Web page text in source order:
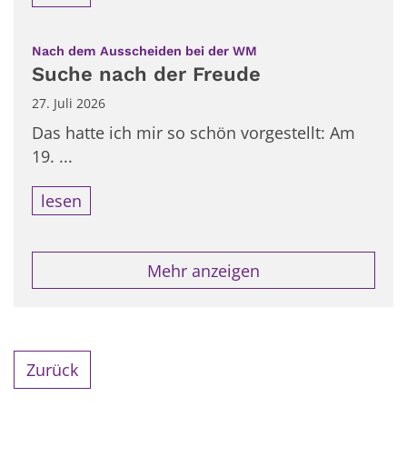
Nach dem Ausscheiden bei der WM
Suche nach der Freude
27. Juli 2026
Das hatte ich mir so schön vorgestellt: Am
19. ...
lesen
Mehr anzeigen
Zurück